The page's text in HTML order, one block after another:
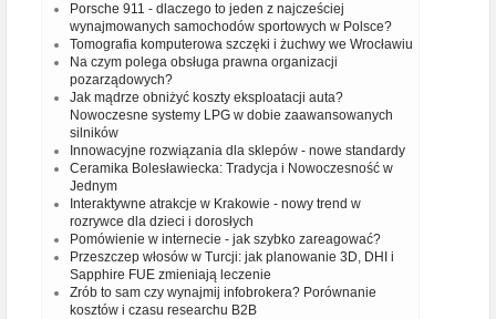
Porsche 911 - dlaczego to jeden z najcześciej
wynajmowanych samochodów sportowych w Polsce?
Tomografia komputerowa szczęki i żuchwy we Wrocławiu
Na czym polega obsługa prawna organizacji
pozarządowych?
Jak mądrze obniżyć koszty eksploatacji auta?
Nowoczesne systemy LPG w dobie zaawansowanych
silników
Innowacyjne rozwiązania dla sklepów - nowe standardy
Ceramika Bolesławiecka: Tradycja i Nowoczesność w
Jednym
Interaktywne atrakcje w Krakowie - nowy trend w
rozrywce dla dzieci i dorosłych
Pomówienie w internecie - jak szybko zareagować?
Przeszczep włosów w Turcji: jak planowanie 3D, DHI i
Sapphire FUE zmieniają leczenie
Zrób to sam czy wynajmij infobrokera? Porównanie
kosztów i czasu researchu B2B